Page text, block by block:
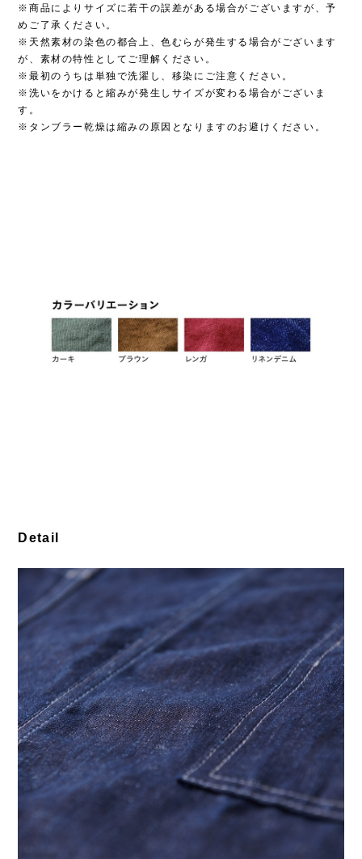
※商品によりサイズに若干の誤差がある場合がございますが、予
めご了承ください。
※天然素材の染色の都合上、色むらが発生する場合がございます
が、素材の特性としてご理解ください。
※最初のうちは単独で洗濯し、移染にご注意ください。
※洗いをかけると縮みが発生しサイズが変わる場合がございま
す。
※タンブラー乾燥は縮みの原因となりますのお避けください。
Detail